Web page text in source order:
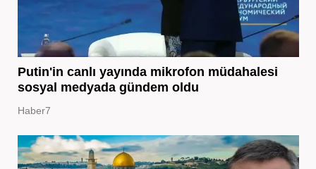
Putin'in canlı yayında mikrofon müdahalesi
sosyal medyada gündem oldu
Haber7